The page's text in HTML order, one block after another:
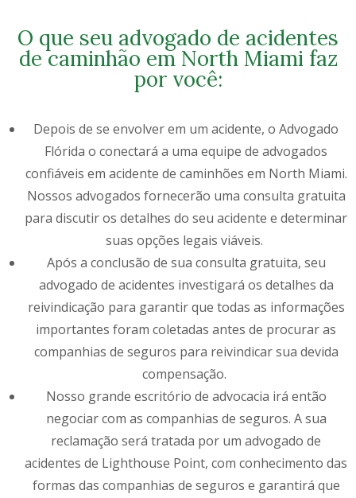
O que seu advogado de acidentes
de caminhão em North Miami faz
por você:
Depois de se envolver em um acidente, o Advogado
Flórida o conectará a uma equipe de advogados
confiáveis em acidente de caminhões em North Miami.
Nossos advogados fornecerão uma consulta gratuita
para discutir os detalhes do seu acidente e determinar
suas opções legais viáveis.
Após a conclusão de sua consulta gratuita, seu
advogado de acidentes investigará os detalhes da
reivindicação para garantir que todas as informações
importantes foram coletadas antes de procurar as
companhias de seguros para reivindicar sua devida
compensação.
Nosso grande escritório de advocacia irá então
negociar com as companhias de seguros. A sua
reclamação será tratada por um advogado de
acidentes de Lighthouse Point, com conhecimento das
formas das companhias de seguros e garantirá que